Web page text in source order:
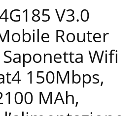
V3.0
Router
Wifi
150Mbps,
MAh,